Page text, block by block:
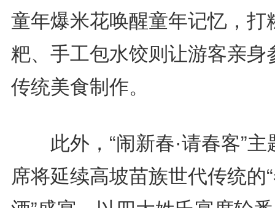
童年爆米花唤醒童年记忆，打
粑、手工包水饺则让游客亲身
传统美食制作。
此外，“闹新春·请春客”主
席将延续高坡苗族世代传统的